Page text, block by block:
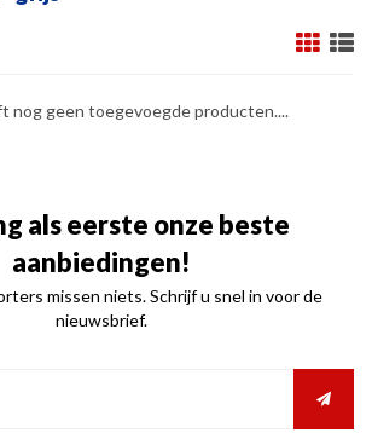
nog geen toegevoegde producten....
als eerste onze beste
aanbiedingen!
missen niets. Schrijf u snel in voor de
nieuwsbrief.